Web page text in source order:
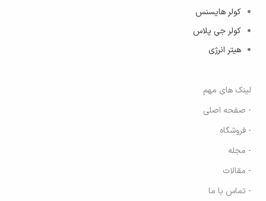
کولر هایسنس
کولر جی پلاس
هیتر انرژی
لینک های مهم
- صفحه اصلی
- فروشگاه
- مجله
- مقالات
- تماس با ما